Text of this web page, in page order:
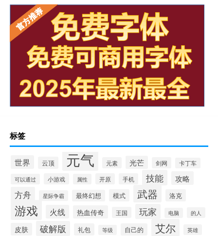
标签
世界 云顶 元气 元素 光芒 剑网 卡丁车
可以通过 小游戏 属性 开原 手机 技能 攻略
方舟 星际争霸 最终幻想 模式 武器 洛克
游戏 火线 热血传奇 王国 玩家 电脑 的人
皮肤 破解版 礼包 等级 自己的 艾尔 英雄